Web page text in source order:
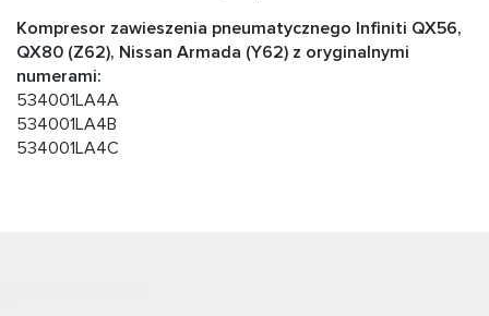
Kompresor zawieszenia pneumatycznego Infiniti QX56,
QX80 (Z62), Nissan Armada (Y62) z oryginalnymi
numerami:
534001LA4A
534001LA4B
534001LA4C